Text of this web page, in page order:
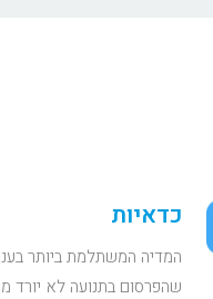
כדאיות
המדיה המשתלמת ביותר
שהפרסום בתנועה לא יורד